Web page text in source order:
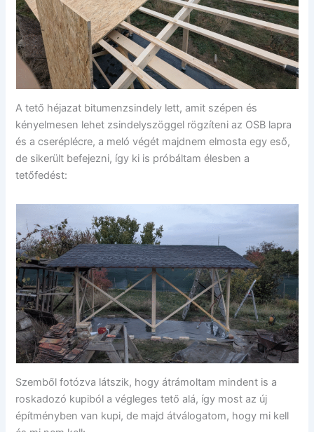
A tető héjazat bitumenzsindely lett, amit szépen és
kényelmesen lehet zsindelyszöggel rögzíteni az OSB lapra
és a cseréplécre, a meló végét majdnem elmosta egy eső,
de sikerült befejezni, így ki is próbáltam élesben a
tetőfedést:
Szemből fotózva látszik, hogy átrámoltam mindent is a
roskadozó kupiból a végleges tető alá, így most az új
építményben van kupi, de majd átválogatom, hogy mi kell